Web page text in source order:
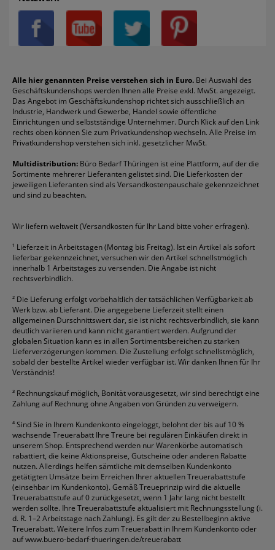
Datenschutz
Privatsphäre-Einstellungen
Über uns
Reklamation / Retouren
Vertrag widerrufen (Privatkunden)
Rabatte & Aktionen
Bleistifte
Blöcke
Boardmarker
Briefumschläge
Druckerpatronen
Etiketten
Fineliner
Folienschreiber
Formulare
Gelschreiber
Geschäftsbücher
Heftstreifen
Kaffee
Klebeband
Klemmmappen
Kopierpapier
Korrekturmittel
Kugelschreiber
Mappen
Ordner
Packband
Permanentmarker
Radiergummis
Schnellhefter
Sichthüllen
Taschenrechner
Textmarker
Tintenroller
Tintenpatronen
Toilettenpapier
Toner
Versandmaterial
Versandtaschen
Avery/Zweckform
Canon
Durable
DYMO
Edding
Esselte
Faber-Castell
Fellowes
Franken
Fripa
HP
Leitz
Läufer
Melitta
Pentel
Pelikan
Pilot
Pritt
Schneider
Stabilo
Staedtler
alle Marken anzeigen
Alle hier genannten Preise verstehen sich in Euro. Bei Auswahl des
Geschäftskundenshops werden Ihnen alle Preise exkl. MwSt. angezeigt.
Das Angebot im Geschäftskundenshop richtet sich ausschließlich an
Industrie, Handwerk und Gewerbe, Handel sowie öffentliche
Einrichtungen und selbstständige Unternehmer. Durch Klick auf den Link
rechts oben können Sie zum Privatkundenshop wechseln. Alle Preise im
Privatkundenshop verstehen sich inkl. gesetzlicher MwSt.
Multidistribution: Büro Bedarf Thüringen ist eine Plattform, auf der die
Sortimente mehrerer Lieferanten gelistet sind. Die Lieferkosten der
jeweiligen Lieferanten sind als Versandkostenpauschale gekennzeichnet
und sind zu beachten.
Wir liefern weltweit (Versandkosten für Ihr Land bitte voher erfragen).
¹ Lieferzeit in Arbeitstagen (Montag bis Freitag). Ist ein Artikel als sofort
lieferbar gekennzeichnet, versuchen wir den Artikel schnellstmöglich
innerhalb 1 Arbeitstages zu versenden. Die Angabe ist nicht
rechtsverbindlich.
² Die Lieferung erfolgt vorbehaltlich der tatsächlichen Verfügbarkeit ab
Werk bzw. ab Lieferant. Die angegebene Lieferzeit stellt einen
allgemeinen Durschnittswert dar, sie ist nicht rechtsverbindlich, sie kann
deutlich variieren und kann nicht garantiert werden. Aufgrund der
globalen Situation kann es in allen Sortimentsbereichen zu starken
Lieferverzögerungen kommen. Die Zustellung erfolgt schnellstmöglich,
sobald der bestellte Artikel wieder verfügbar ist. Wir danken Ihnen für Ihr
Verständnis!
³ Rechnungskauf möglich, Bonität vorausgesetzt, wir sind berechtigt eine
Zahlung auf Rechnung ohne Angaben von Gründen zu verweigern.
⁴Sind Sie in Ihrem Kundenkonto eingeloggt, belohnt der bis auf 10 %
wachsende Treuerabatt Ihre Treure bei regulären Einkäufen direkt in
unserem Shop. Entsprechend werden nur Warenkörbe automatisch
rabattiert, die keine Aktionspreise, Gutscheine oder anderen Rabatte
nutzen. Allerdings helfen sämtliche mit demselben Kundenkonto
getätigten Umsätze beim Erreichen Ihrer aktuellen Treuerabattstufe
(einsehbar im Kundenkonto). Gemäß Treueprinzip wird die aktuelle
Treuerabattstufe auf 0 zurückgesetzt, wenn 1 Jahr lang nicht bestellt
werden sollte. Ihre Treuerabattstufe aktualisiert mit Rechnungsstellung (i.
d. R. 1–2 Arbeitstage nach Zahlung). Es gilt der zu Bestellbeginn aktive
Treuerabatt. Weitere Infos zum Treuerabatt in Ihrem Kundenkonto oder
aufwww.buero-bedarf-thueringen.de/treuerabatt